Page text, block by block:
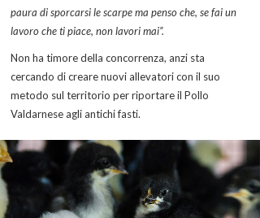
paura di sporcarsi le scarpe ma penso che, se fai un
lavoro che ti piace, non lavori mai”.
Non ha timore della concorrenza, anzi sta
cercando di creare nuovi allevatori con il suo
metodo sul territorio per riportare il Pollo
Valdarnese agli antichi fasti.